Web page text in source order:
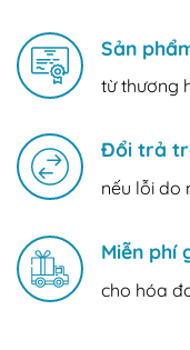
Sản
từ thương
Đổi trả
nếu lỗi do
Miễn phí
cho hóa